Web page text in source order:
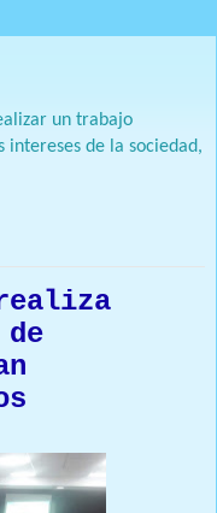
un trabajo
de la sociedad,